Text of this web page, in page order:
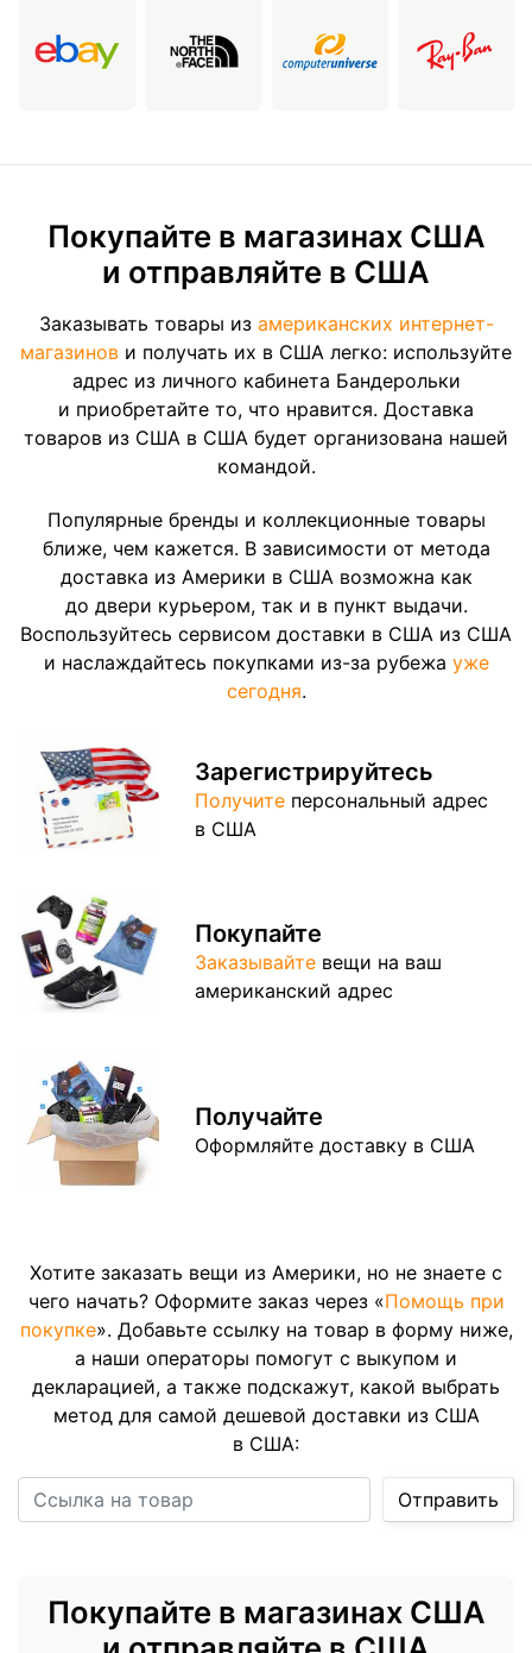
Покупайте в магазинах США
и отправляйте в США
Заказывать товары из американских интернет-
магазинов и получать их в США легко: используйте
адрес из личного кабинета Бандерольки
и приобретайте то, что нравится. Доставка
товаров из США в США будет организована нашей
командой.
Популярные бренды и коллекционные товары
ближе, чем кажется. В зависимости от метода
доставка из Америки в США возможна как
до двери курьером, так и в пункт выдачи.
Воспользуйтесь сервисом доставки в США из США
и наслаждайтесь покупками из-за рубежа уже
сегодня.
Зарегистрируйтесь
Получите персональный адрес
в США
Покупайте
Заказывайте вещи на ваш
американский адрес
Получайте
Оформляйте доставку в США
Хотите заказать вещи из Америки, но не знаете с
чего начать? Оформите заказ через «Помощь при
покупке». Добавьте ссылку на товар в форму ниже,
а наши операторы помогут с выкупом и
декларацией, а также подскажут, какой выбрать
метод для самой дешевой доставки из США
в США:
Отправить
Покупайте в магазинах США